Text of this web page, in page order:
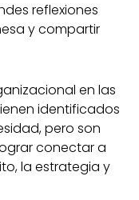
reflexiones
y compartir
en las
identificados
pero son
conectar a
la estrategia y